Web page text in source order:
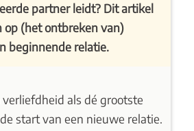
partner leidt? Dit artikel
(het ontbreken van)
beginnende relatie.
verliefdheid als dé grootste
start van een nieuwe relatie.